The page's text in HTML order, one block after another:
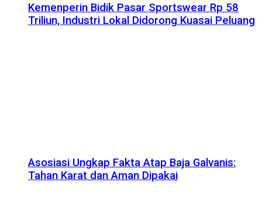
Kemenperin Bidik Pasar Sportswear Rp 58
Triliun, Industri Lokal Didorong Kuasai Peluang
Asosiasi Ungkap Fakta Atap Baja Galvanis:
Tahan Karat dan Aman Dipakai